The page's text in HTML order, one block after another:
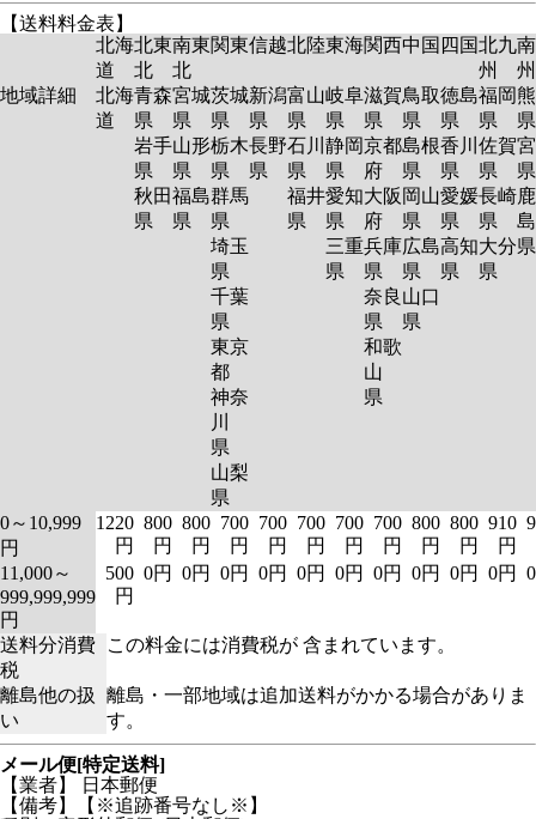
【送料料金表】
北海
道
北東
北
南東
北
関東信越北陸東海関西中国 四国北九
州
州
地域詳細
北海
道
青森
県
岩手
県
秋田
県
宮城
県
山形
県
福島
県
茨城
県
栃木
県
群馬
県
埼玉
県
千葉
県
東京
都
神奈
川
県
山梨
県
新潟
県
長野
県
富山
県
石川
県
福井
県
岐阜
県
静岡
県
愛知
県
三重
県
滋賀
県
京都
府
大阪
府
兵庫
県
奈良
県
和歌
山
県
鳥取
県
島根
県
岡山
県
広島
県
山口
県
徳島
県
香川
県
愛媛
県
高知
県
福岡
県
佐賀
県
長崎
県
大分
県
島
0～10,999
円
1220
円
800
円
800
円
700
円
700
円
700
円
700
円
700
円
800
円
800
円
910
円
11,000～
999,999,999
円
500
円
0円 0円 0円 0円 0円 0円 0円 0円 0円 0円
送料分消費
税
この料金には消費税が 含まれています。
離島他の扱
い
離島・一部地域は追加送料がかかる場合がありま
す。
メール便[特定送料]
【業者】 日本郵便
【備考】【※追跡番号なし※】